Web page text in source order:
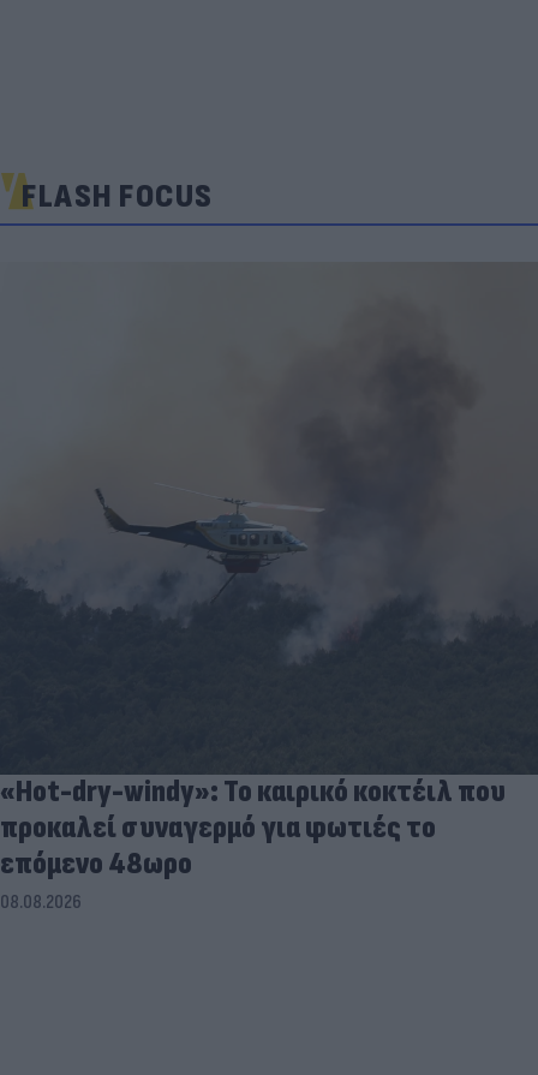
FLASH FOCUS
«Hot-dry-windy»: Το καιρικό κοκτέιλ που
προκαλεί συναγερμό για φωτιές το
επόμενο 48ωρο
08.08.2026